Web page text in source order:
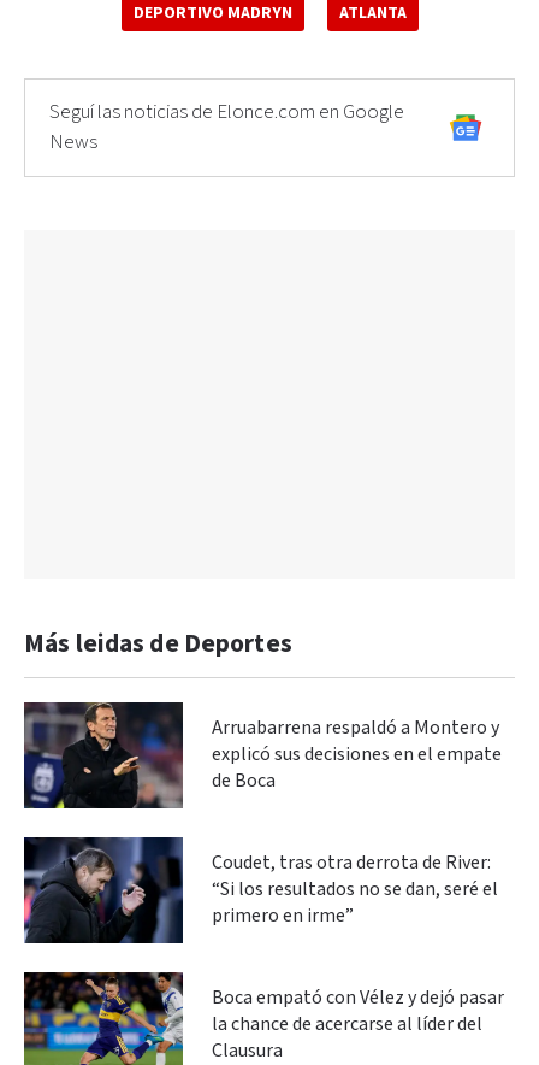
DEPORTIVO MADRYN ATLANTA
Seguí las noticias de Elonce.com en Google
News
Más leidas de Deportes
Arruabarrena respaldó a Montero y
explicó sus decisiones en el empate
de Boca
Coudet, tras otra derrota de River:
“Si los resultados no se dan, seré el
primero en irme”
Boca empató con Vélez y dejó pasar
la chance de acercarse al líder del
Clausura